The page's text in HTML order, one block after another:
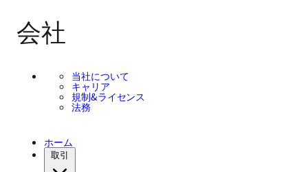
会社
当社について
キャリア
規制&ライセンス
法務
ホーム
取引